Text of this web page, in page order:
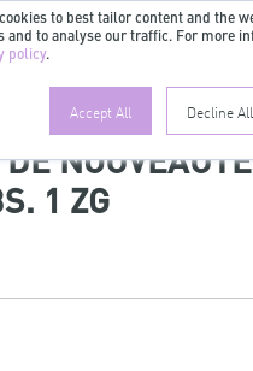
to best tailor content and the
and to analyse our traffic. For more
policy.
Accept All Decline All
1 ZG